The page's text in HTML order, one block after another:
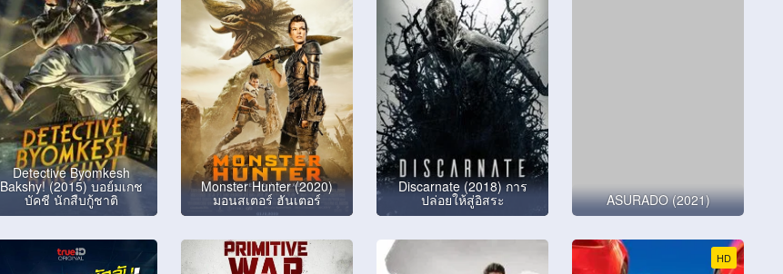
Detective Byomkesh
Bakshy! (2015) บอย์มเกช
บัคชี นักสืบกู้ชาติ
Monster Hunter (2020)
มอนสเตอร์ ฮันเตอร์
Discarnate (2018) การ
ปล่อยให้สู่อิสระ ASURADO (2021)
HD